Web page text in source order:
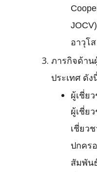
อาวุโ
ภารกิจด้าน
ประเทศ ดัง
ผู้เชี่ย
ผู้เชี่ย
เชี่ยว
ปกคร
สัมพัน